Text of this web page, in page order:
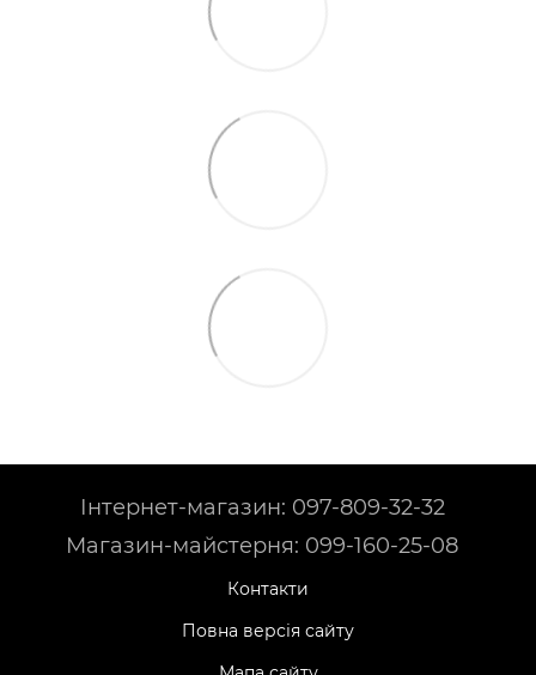
Інтернет-магазин: 097-809-32-32
Магазин-майстерня: 099-160-25-08
Контакти
Повна версія сайту